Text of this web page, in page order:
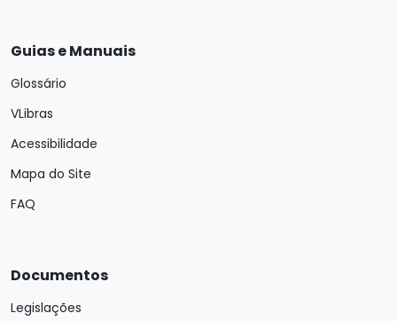
Guias e Manuais
Glossário
VLibras
Acessibilidade
Mapa do Site
FAQ
Documentos
Legislações